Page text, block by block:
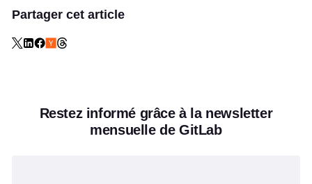
Partager cet article
Restez informé grâce à la newsletter
mensuelle de GitLab